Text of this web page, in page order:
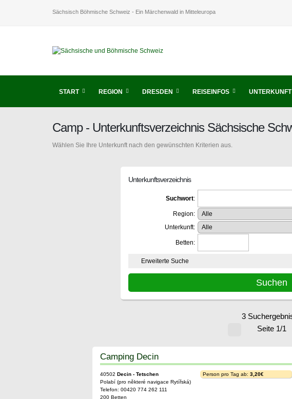
Sächsisch Böhmische Schweiz - Ein Märchenwald in Mitteleuropa
START REGION DRESDEN REISEINFOS UNTERKUNFT
Camp - Unterkunftsverzeichnis Sächsische
Wählen Sie Ihre Unterkunft nach den gewünschten Kriterien aus.
Unterkunftsverzeichnis
Suchwort:
Region:
Unterkunft:
Betten:
Erweiterte Suche
3
Seite 1/1
Camping Decin
40502 Decin - Tetschen
Polabí (pro některé navigace Rytířská)
Telefon: 00420 774 262 111
200 Betten
Person pro Tag ab: 3,20€